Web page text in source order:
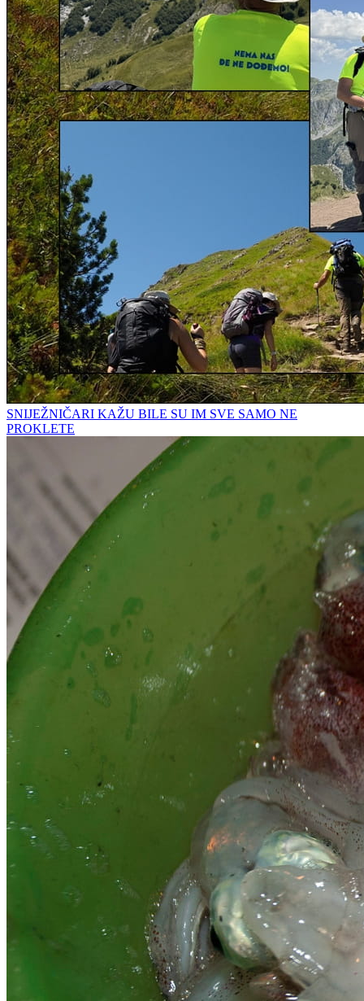
SNIJEŽNIČARI KAŽU BILE SU IM SVE SAMO NE
PROKLETE